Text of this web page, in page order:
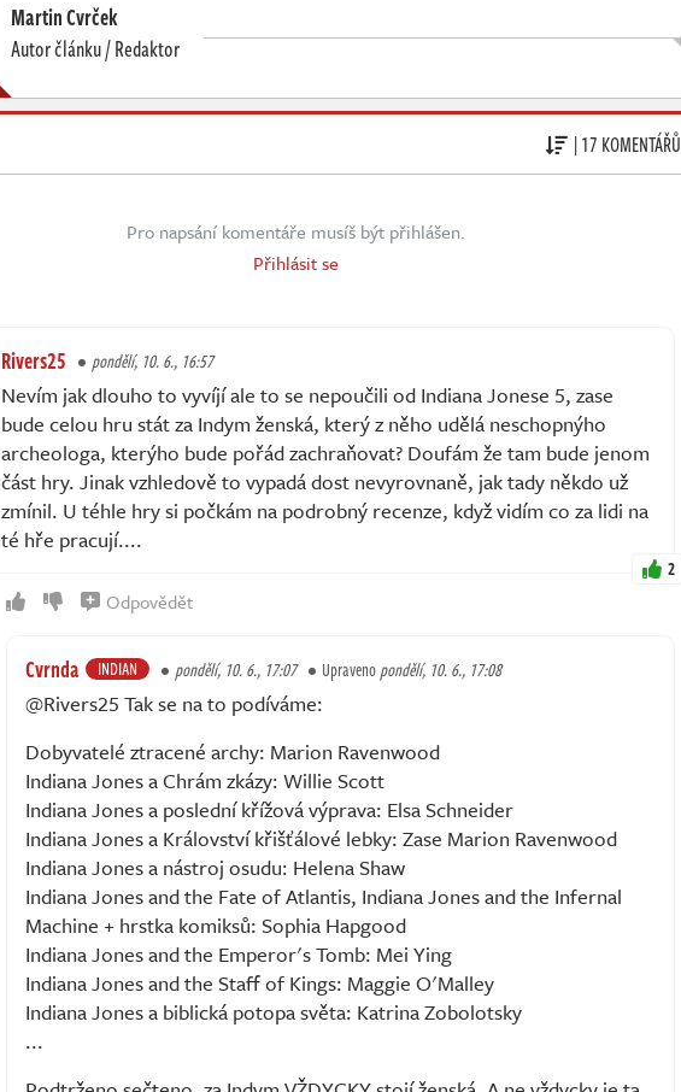
Martin Cvrček
Autor článku / Redaktor
| 17 KOMENTÁŘŮ
Pro napsání komentáře musíš být přihlášen.
Přihlásit se
Rivers25 pondělí, 10. 6., 16:57
Nevím jak dlouho to vyvíjí ale to se nepoučili od Indiana Jonese 5, zase
bude celou hru stát za Indym ženská, který z něho udělá neschopnýho
archeologa, kterýho bude pořád zachraňovat? Doufám že tam bude jenom
část hry. Jinak vzhledově to vypadá dost nevyrovnaně, jak tady někdo už
zmínil. U téhle hry si počkám na podrobný recenze, když vidím co za lidi na
té hře pracují....
2
Odpovědět
Cvrnda INDIAN pondělí, 10. 6., 17:07 Upravenopondělí, 10. 6., 17:08
@Rivers25 Tak se na to podíváme:
Dobyvatelé ztracené archy: Marion Ravenwood
Indiana Jones a Chrám zkázy: Willie Scott
Indiana Jones a poslední křížová výprava: Elsa Schneider
Indiana Jones a Království křišťálové lebky: Zase Marion Ravenwood
Indiana Jones a nástroj osudu: Helena Shaw
Indiana Jones and the Fate of Atlantis, Indiana Jones and the Infernal
Machine + hrstka komiksů: Sophia Hapgood
Indiana Jones and the Emperor's Tomb: Mei Ying
Indiana Jones and the Staff of Kings: Maggie O'Malley
Indiana Jones a biblická potopa světa: Katrina Zobolotsky
...